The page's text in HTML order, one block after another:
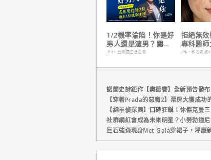
1/2機率淪陷！你是好
男人還是渣男？關鍵
在這
PR・台灣癌症基金會
拒絕無
專科醫師
電波 X
PR・矽谷電波X
諾蘭史詩鉅作【奧德賽】全新預告發
【穿著Prada的惡魔2】票房大獲成功
【綿羊偵探團】口碑狂飆！休傑克曼
社群網紅會成為未來明星？小勞勃道尼
巨石強森現身Met Gala穿裙子，呼應